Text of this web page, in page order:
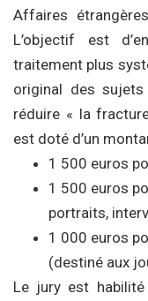
Affaires
L’objectif est
traitement plus
original des
réduire « la
est doté d’un
1 500 euros
1 500 euros
portraits,
1 000 euros
(destiné aux
Le jury est